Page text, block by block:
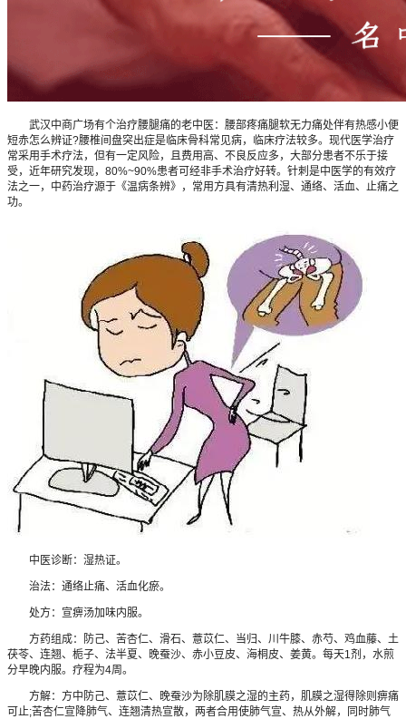
武汉中商广场有个治疗腰腿痛的老中医：腰部疼痛腿软无力痛处伴有热感小便
短赤怎么辨证?腰椎间盘突出症是临床骨科常见病，临床疗法较多。现代医学治疗
常采用手术疗法，但有一定风险，且费用高、不良反应多，大部分患者不乐于接
受，近年研究发现，80%~90%患者可经非手术治疗好转。针刺是中医学的有效疗
法之一，中药治疗源于《温病条辨》，常用方具有清热利湿、通络、活血、止痛之
功。
中医诊断：湿热证。
治法：通络止痛、活血化瘀。
处方：宣痹汤加味内服。
方药组成：防己、苦杏仁、滑石、薏苡仁、当归、川牛膝、赤芍、鸡血藤、土
茯苓、连翘、栀子、法半夏、晚蚕沙、赤小豆皮、海桐皮、姜黄。每天1剂，水煎
分早晚内服。疗程为4周。
方解：方中防己、薏苡仁、晚蚕沙为除肌膜之湿的主药，肌膜之湿得除则痹痛
可止;苦杏仁宣降肺气、连翘清热宣散，两者合用使肺气宣、热从外解，同时肺气